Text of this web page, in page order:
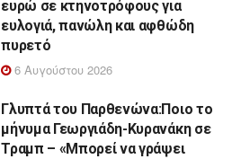
ευρώ σε κτηνοτρόφους για
ευλογιά, πανώλη και αφθώδη
πυρετό
6 Αυγούστου 2026
Γλυπτά του Παρθενώνα:Ποιο το
μήνυμα Γεωργιάδη-Κυρανάκη σε
Τραμπ – «Μπορεί να γράψει